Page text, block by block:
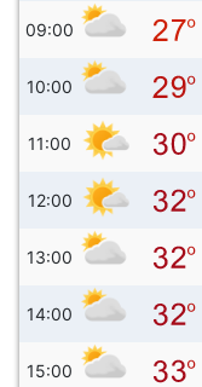
09:00
10:00
11:00
12:00
13:00
14:00
15:00